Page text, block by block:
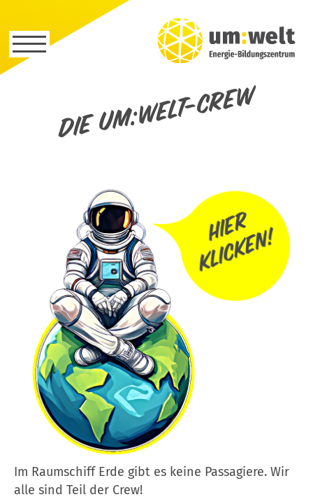
Die um:welt-Crew
Im Raumschiff Erde gibt es keine Passagiere. Wir
alle sind Teil der Crew!